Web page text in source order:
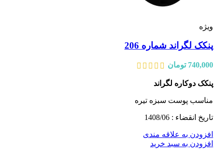
ویژه
پنکک لگراند شماره 206
740,000 تومان
پنکک دوکاره لگراند
مناسب پوست سبزه تیره
تاریخ انقضاء : 1408/06
افزودن به علاقه مندی
افزودن به سبد خرید